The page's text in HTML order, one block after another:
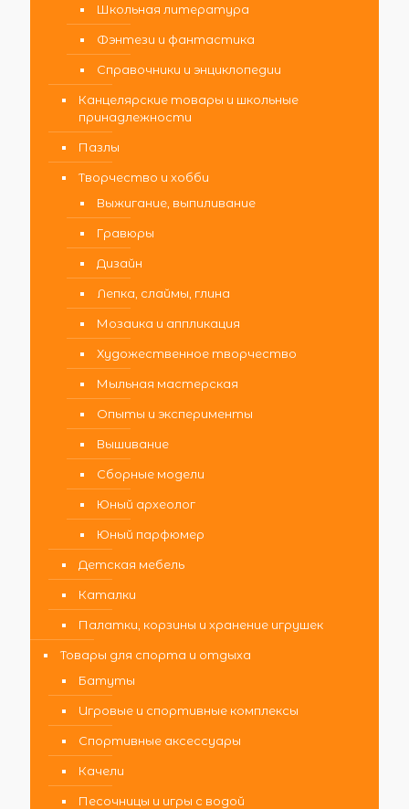
Школьная литература
Фэнтези и фантастика
Справочники и энциклопедии
Канцелярские товары и школьные
принадлежности
Пазлы
Творчество и хобби
Выжигание, выпиливание
Гравюры
Дизайн
Лепка, слаймы, глина
Мозаика и аппликация
Художественное творчество
Мыльная мастерская
Опыты и эксперименты
Вышивание
Сборные модели
Юный археолог
Юный парфюмер
Детская мебель
Каталки
Палатки, корзины и хранение игрушек
Товары для спорта и отдыха
Батуты
Игровые и спортивные комплексы
Спортивные аксессуары
Качели
Песочницы и игры с водой